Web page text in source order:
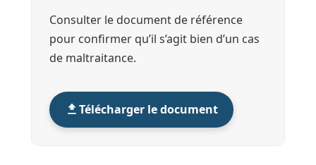
Consulter le document de référence
pour confirmer qu’il s’agit bien d’un cas
de maltraitance.
Télécharger le document